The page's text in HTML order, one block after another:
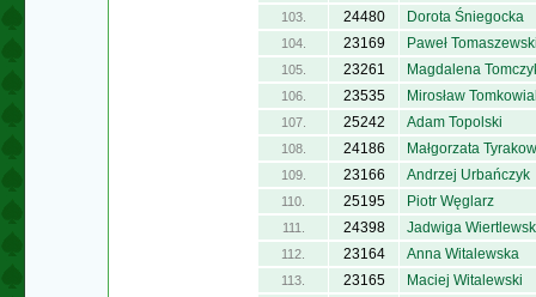
103. 24480 Dorota Śniegocka
104. 23169 Paweł
105. 23261 Magdalena
106. 23535 Mirosław
107. 25242 Adam Topolski
108. 24186 Małgorzata
109. 23166 Andrzej Urbańczyk
110. 25195 Piotr Węglarz
111. 24398 Jadwiga
112. 23164 Anna Witalewska
113. 23165 Maciej Witalewski